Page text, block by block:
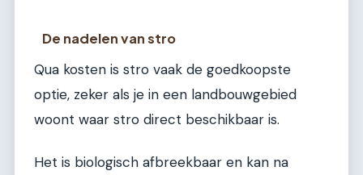
De nadelen van stro
Qua kosten is stro vaak de goedkoopste
optie, zeker als je in een landbouwgebied
woont waar stro direct beschikbaar is.
Het is biologisch afbreekbaar en kan na